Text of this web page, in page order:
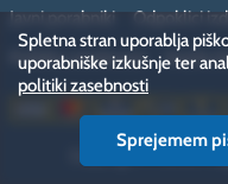
Spletna stran uporablja
uporabniške izkušnje ter
politiki zasebnosti
Sprejemem
Javni porabniki Odpoklici
Politika zasebnosti
Vračilo
Copyright © 2026